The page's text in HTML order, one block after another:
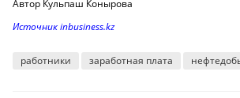
Автор Кульпаш Конырова
Источник inbusiness.kz
работники заработная плата